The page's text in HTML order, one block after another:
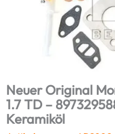
Neuer Original
1.7 TD –
Keramiköl